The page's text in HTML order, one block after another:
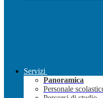
Servizi
Panoramica
Personale